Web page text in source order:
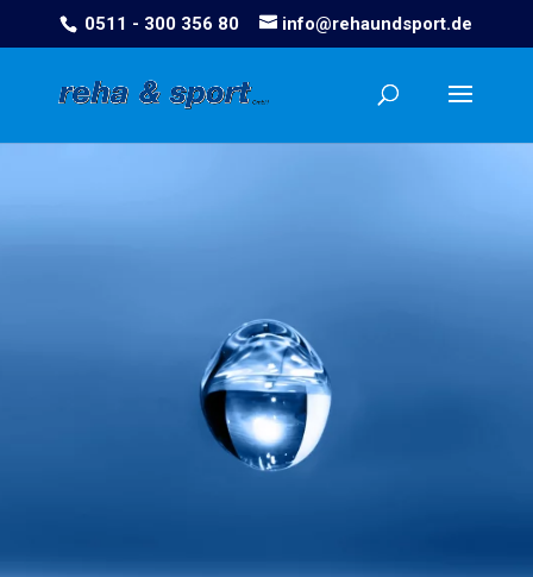
0511 - 300 356 80 info@rehaundsport.de